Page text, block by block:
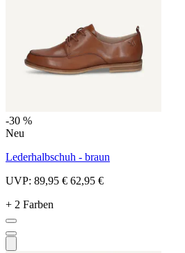
-30 %
Neu
Lederhalbschuh - braun
UVP: 89,95 € 62,95 €
+ 2 Farben